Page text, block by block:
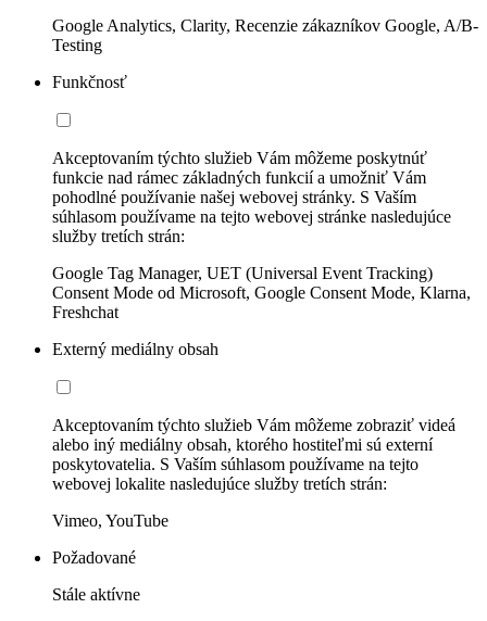
Google Analytics, Clarity, Recenzie zákazníkov Google, A/B-
Testing
Funkčnosť
Akceptovaním týchto služieb Vám môžeme poskytnúť
funkcie nad rámec základných funkcií a umožniť Vám
pohodlné používanie našej webovej stránky. S Vaším
súhlasom používame na tejto webovej stránke nasledujúce
služby tretích strán:
Google Tag Manager, UET (Universal Event Tracking)
Consent Mode od Microsoft, Google Consent Mode, Klarna,
Freshchat
Externý mediálny obsah
Akceptovaním týchto služieb Vám môžeme zobraziť videá
alebo iný mediálny obsah, ktorého hostiteľmi sú externí
poskytovatelia. S Vaším súhlasom používame na tejto
webovej lokalite nasledujúce služby tretích strán:
Vimeo, YouTube
Požadované
Stále aktívne